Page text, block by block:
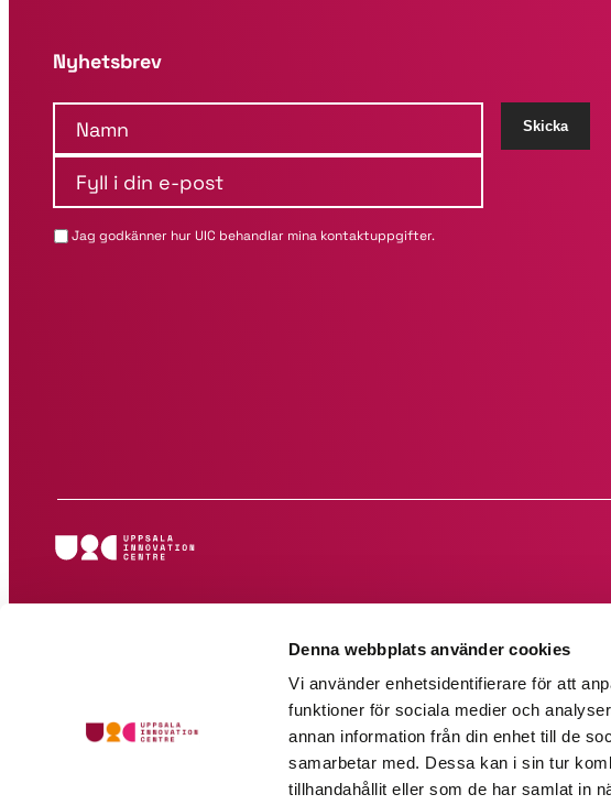
Denna webbplats använder cookies
Vi använder enhetsidentifierare för att
funktioner för sociala medier och
annan information från din enhet till de
samarbetar med. Dessa kan i sin tur
tillhandahållit eller som de har samlat in
Nyhetsbrev
m
*
l
t
Jag godkänner hur UIC behandlar mina kontaktuppgifter.
Skicka